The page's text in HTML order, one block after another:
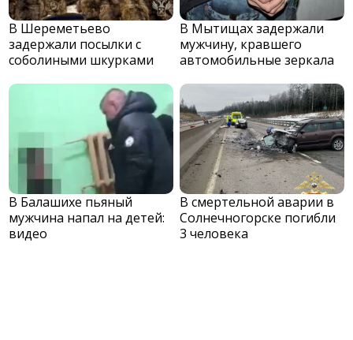
В Шереметьево
задержали посылки с
соболиными шкурками
В Мытищах задержали
мужчину, кравшего
автомобильные зеркала
В Балашихе пьяный
мужчина напал на детей:
видео
В смертельной аварии в
Солнечногорске погибли
3 человека